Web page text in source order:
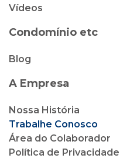
Vídeos
Condomínio etc
Blog
A Empresa
Nossa História
Trabalhe Conosco
Área do Colaborador
Política de Privacidade